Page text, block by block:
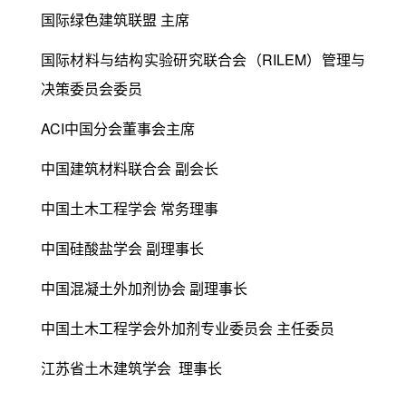
国际绿色建筑联盟 主席
国际材料与结构实验研究联合会（RILEM）管理与
决策委员会委员
ACI中国分会董事会主席
中国建筑材料联合会 副会长
中国土木工程学会 常务理事
中国硅酸盐学会 副理事长
中国混凝土外加剂协会 副理事长
中国土木工程学会外加剂专业委员会 主任委员
江苏省土木建筑学会 理事长